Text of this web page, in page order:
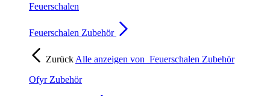
Feuerschalen
Feuerschalen Zubehör
Zurück Alle anzeigen von Feuerschalen Zubehör
Ofyr Zubehör